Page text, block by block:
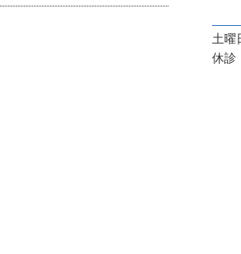
土曜
休診